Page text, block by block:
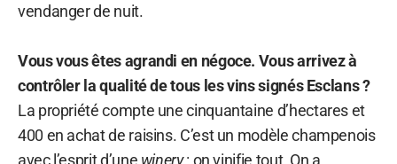
vendanger de nuit.
Vous vous êtes agrandi en négoce. Vous arrivez à
contrôler la qualité de tous les vins signés Esclans ?
La propriété compte une cinquantaine d’hectares et
400 en achat de raisins. C’est un modèle champenois
avec l’esprit d’une winery: on vinifie tout. On a